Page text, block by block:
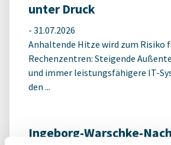
unter Druck
- 31.07.2026
Anhaltende Hitze wird zum Risiko
Rechenzentren: Steigende
und immer leistungsfähigere IT-
den ...
Ingeborg-Warschke-